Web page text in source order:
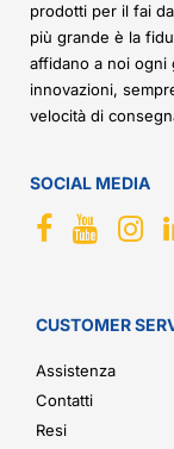
prodotti per il fai
più grande è la
affidano a noi ogni
innovazioni,
velocità di
SOCIAL MEDIA
CUSTOMER
Assistenza
Contatti
Resi